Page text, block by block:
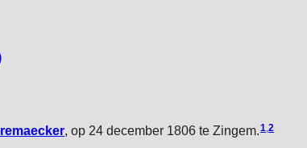
, op 24 december 1806 te Zingem.1,2